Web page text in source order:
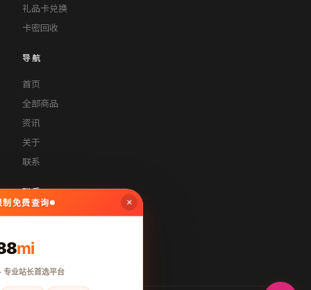
礼品卡兑换
卡密回收
导航
首页
全部商品
资讯
关于
联系
联系
contact@xiaoluwaimai.cn
周一至周五 9:00-18:00
×
免费查询
mi
专业站长首选平台